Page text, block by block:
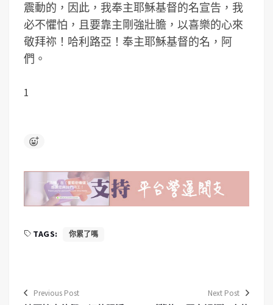
震動的，因此，我奉主耶穌基督的名宣告，我
必不懼怕，且要靠主剛強壯膽，以喜樂的心來
敬拜祢！哈利路亞！奉主耶穌基督的名，阿
們。
1
TAGS: 你累了嗎
Previous Post Next Post